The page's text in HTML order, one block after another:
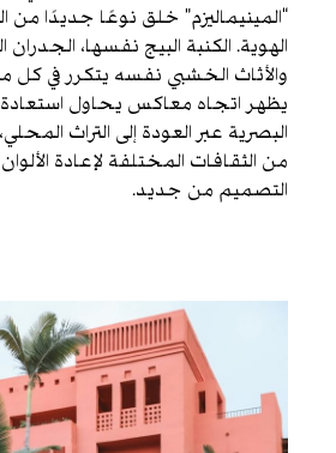
“المينيماليزم” خلق نوعًا جديدًا من
الهوية. الكنبة البيج نفسها، الجدران
والأثاث الخشبي نفسه يتكرر في كل
يظهر اتجاه معاكس يحاول
البصرية عبر العودة إلى التراث
من الثقافات المختلفة لإعادة الألوان
التصميم من جديد.